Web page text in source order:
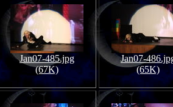
Jan07-485.jpg
(67K)
Jan07-
(65K)